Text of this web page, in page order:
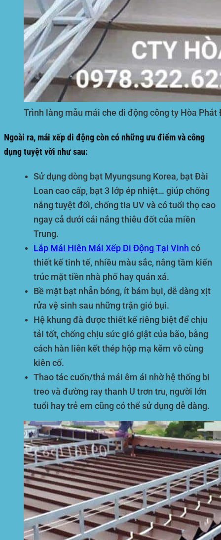
Trình làng mẫu mái che di động công ty Hòa
Ngoài ra, mái xếp di động còn có những ưu điểm và công
dụng tuyệt vời như sau:
Sử dụng dòng bạt Myungsung Korea, bạt Đài
Loan cao cấp, bạt 3 lớp ép nhiệt… giúp chống
nắng tuyệt đối, chống tia UV và có tuổi thọ cao
ngay cả dưới cái nắng thiêu đốt của miền
Trung.
Lắp Mái Hiên Mái Xếp Di Động Tại Vinh có
thiết kế tinh tế, nhiều màu sắc, nâng tầm kiến
trúc mặt tiền nhà phố hay quán xá.
Bề mặt bạt nhẵn bóng, ít bám bụi, dễ dàng xịt
rửa vệ sinh sau những trận gió bụi.
Hệ khung đà được thiết kế riêng biệt để chịu
tải tốt, chống chịu sức gió giật của bão, bằng
cách hàn liên kết thép hộp mạ kẽm vô cùng
kiên cố.
Thao tác cuốn/thả mái êm ái nhờ hệ thống bi
treo và đường ray thanh U trơn tru, người lớn
tuổi hay trẻ em cũng có thể sử dụng dễ dàng.